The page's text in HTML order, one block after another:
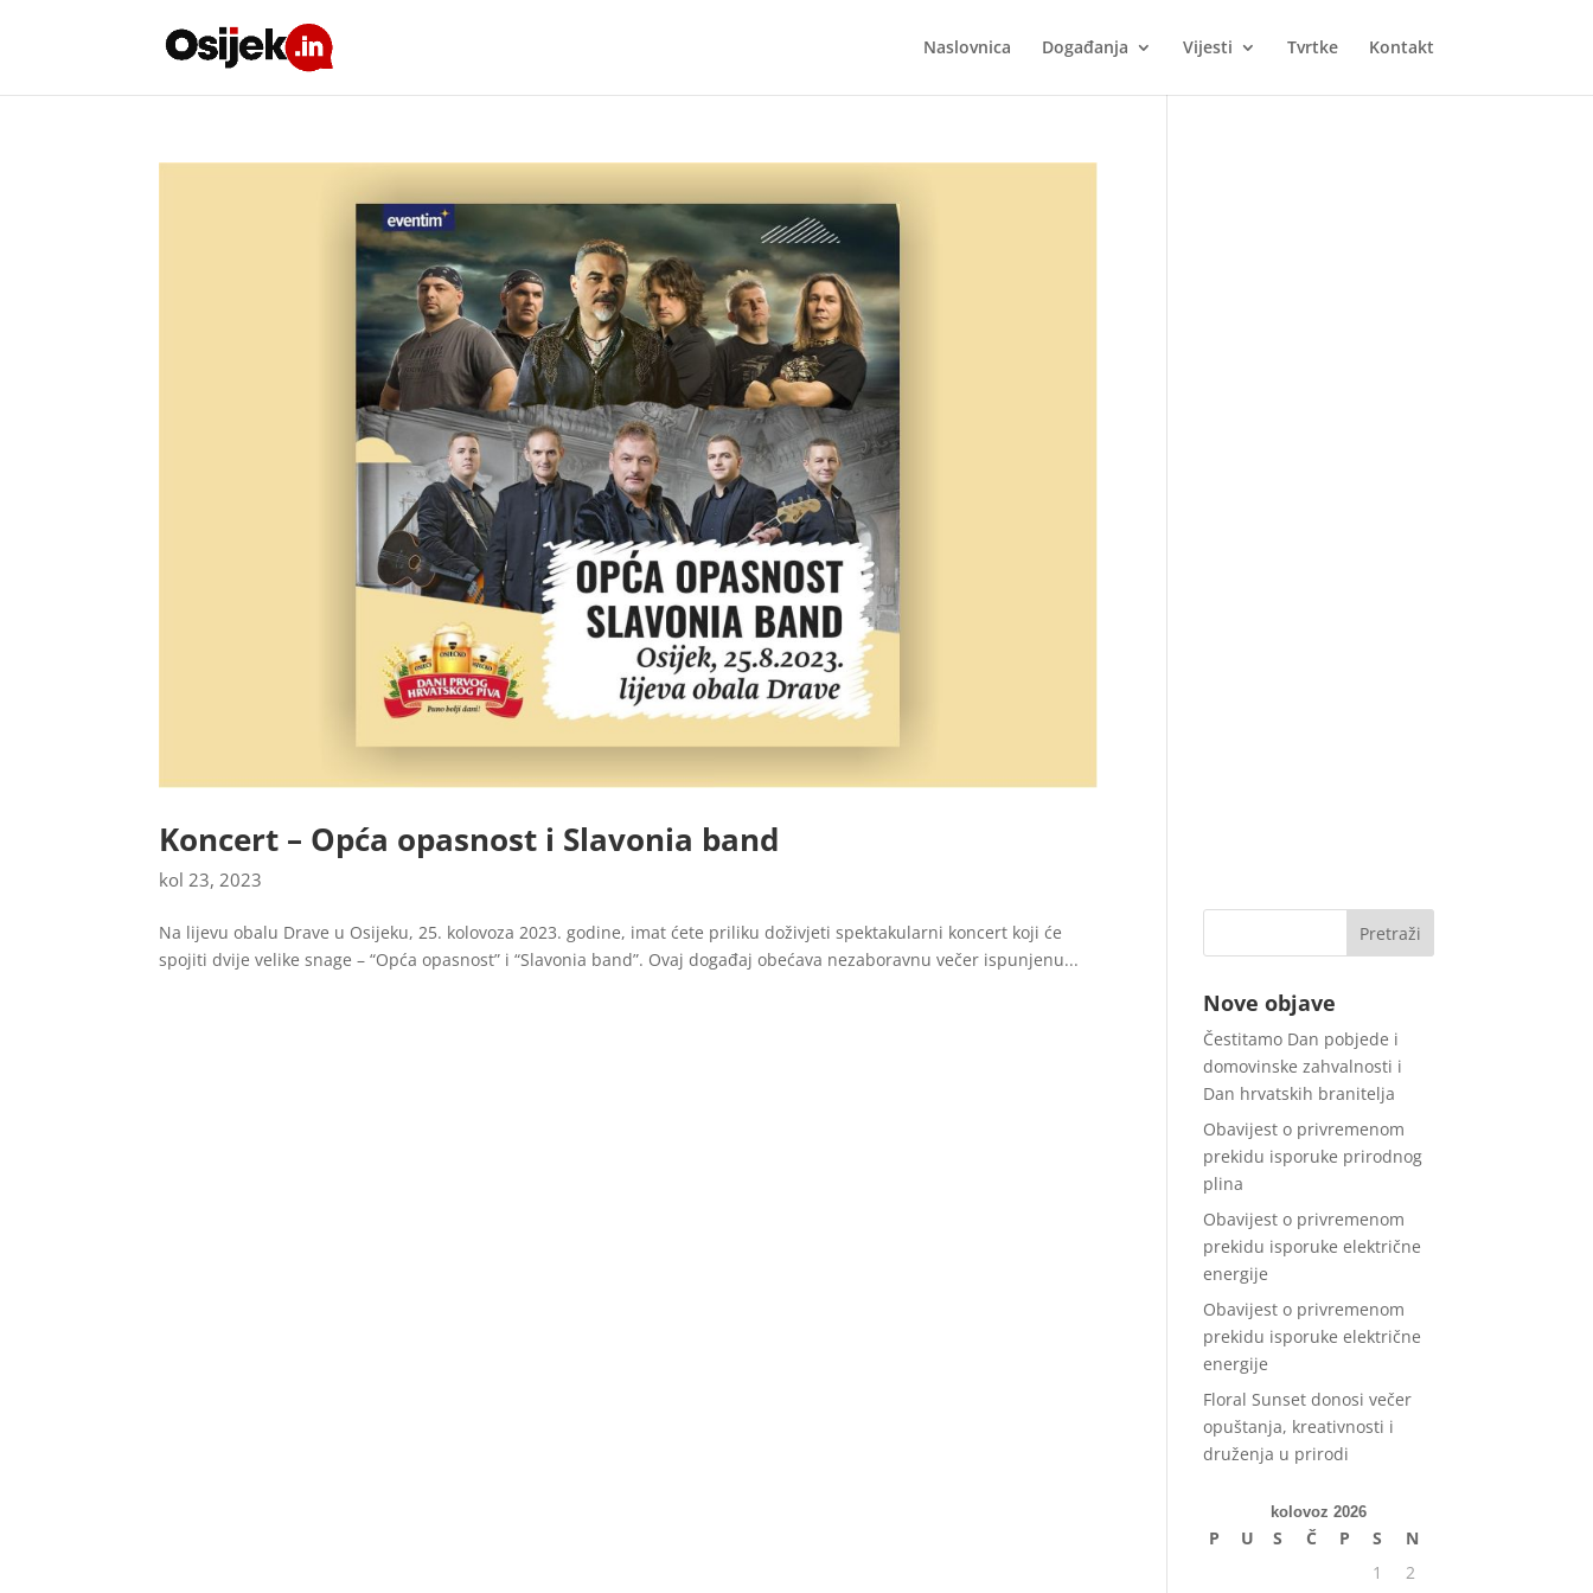
Naslovnica Događanja Vijesti Tvrtke Kontakt
Koncert – Opća opasnost i Slavonia band
kol 23, 2023
Na lijevu obalu Drave u Osijeku, 25. kolovoza 2023. godine, imat ćete priliku doživjeti spektakularni koncert koji će
spojiti dvije velike snage – “Opća opasnost” i “Slavonia band”. Ovaj događaj obećava nezaboravnu večer ispunjenu...
Nove objave
Čestitamo Dan pobjede i
domovinske zahvalnosti i
Dan hrvatskih branitelja
Obavijest o privremenom
prekidu isporuke prirodnog
plina
Obavijest o privremenom
prekidu isporuke električne
energije
Obavijest o privremenom
prekidu isporuke električne
energije
Floral Sunset donosi večer
opuštanja, kreativnosti i
druženja u prirodi
kolovoz 2026
P U S Č P S
N
1
2